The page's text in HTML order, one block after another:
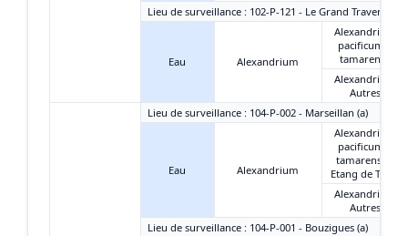
Lieu de surveillance : 102-P-121 - Le Grand Travers
Eau Alexandrium
Alexandrium
pacificum +
tamarense
Alexandrium
Autres
Lieu de surveillance : 104-P-002 - Marseillan (a)
Eau Alexandrium
Alexandrium
pacificum +
tamarense -
Etang de Thau
Alexandrium
Autres
Lieu de surveillance : 104-P-001 - Bouzigues (a)